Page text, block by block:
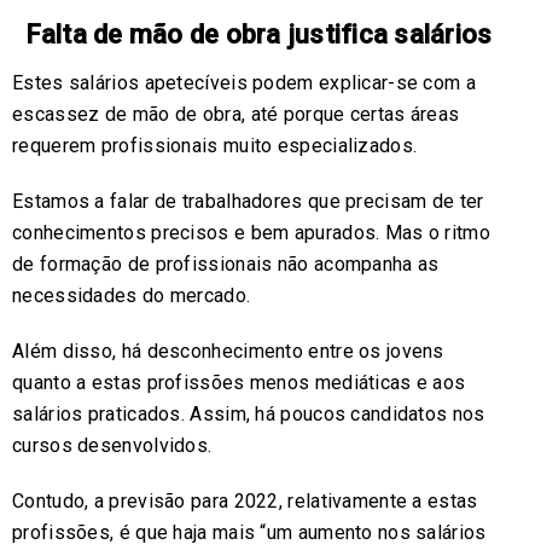
Falta de mão de obra justifica salários
Estes salários apetecíveis podem explicar-se com a
escassez de mão de obra, até porque certas áreas
requerem profissionais muito especializados.
Estamos a falar de trabalhadores que precisam de ter
conhecimentos precisos e bem apurados. Mas o ritmo
de formação de profissionais não acompanha as
necessidades do mercado.
Além disso, há desconhecimento entre os jovens
quanto a estas profissões menos mediáticas e aos
salários praticados. Assim, há poucos candidatos nos
cursos desenvolvidos.
Contudo, a previsão para 2022, relativamente a estas
profissões, é que haja mais “um aumento nos salários